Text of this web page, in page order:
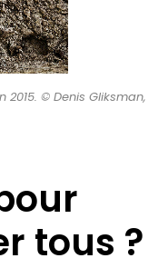
© Denis Gliksman,
tous ?